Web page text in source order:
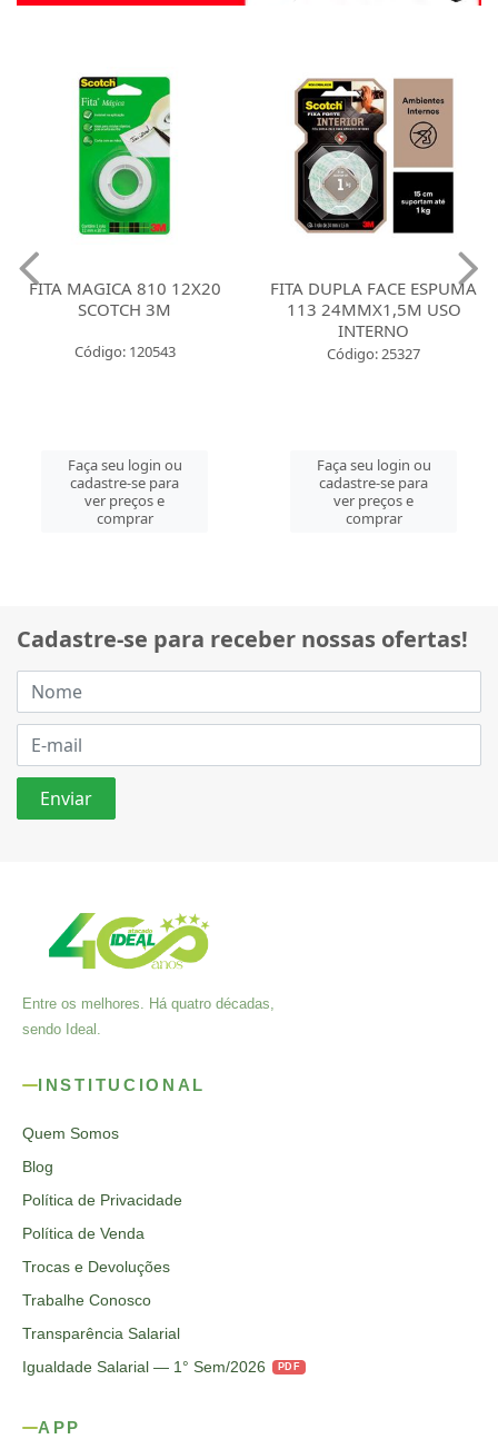
FITA MAGICA 810 12X20
SCOTCH 3M
Código: 120543
Faça seu login ou
cadastre-se para
ver preços e
comprar
FITA DUPLA FACE ESPUMA
113 24MMX1,5M USO
INTERNO
Código: 25327
Faça seu login ou
cadastre-se para
ver preços e
comprar
Cadastre-se para receber nossas ofertas!
Entre os melhores. Há quatro décadas,
sendo Ideal.
INSTITUCIONAL
Quem Somos
Blog
Política de Privacidade
Política de Venda
Trocas e Devoluções
Trabalhe Conosco
Transparência Salarial
Igualdade Salarial — 1° Sem/2026
PDF
APP